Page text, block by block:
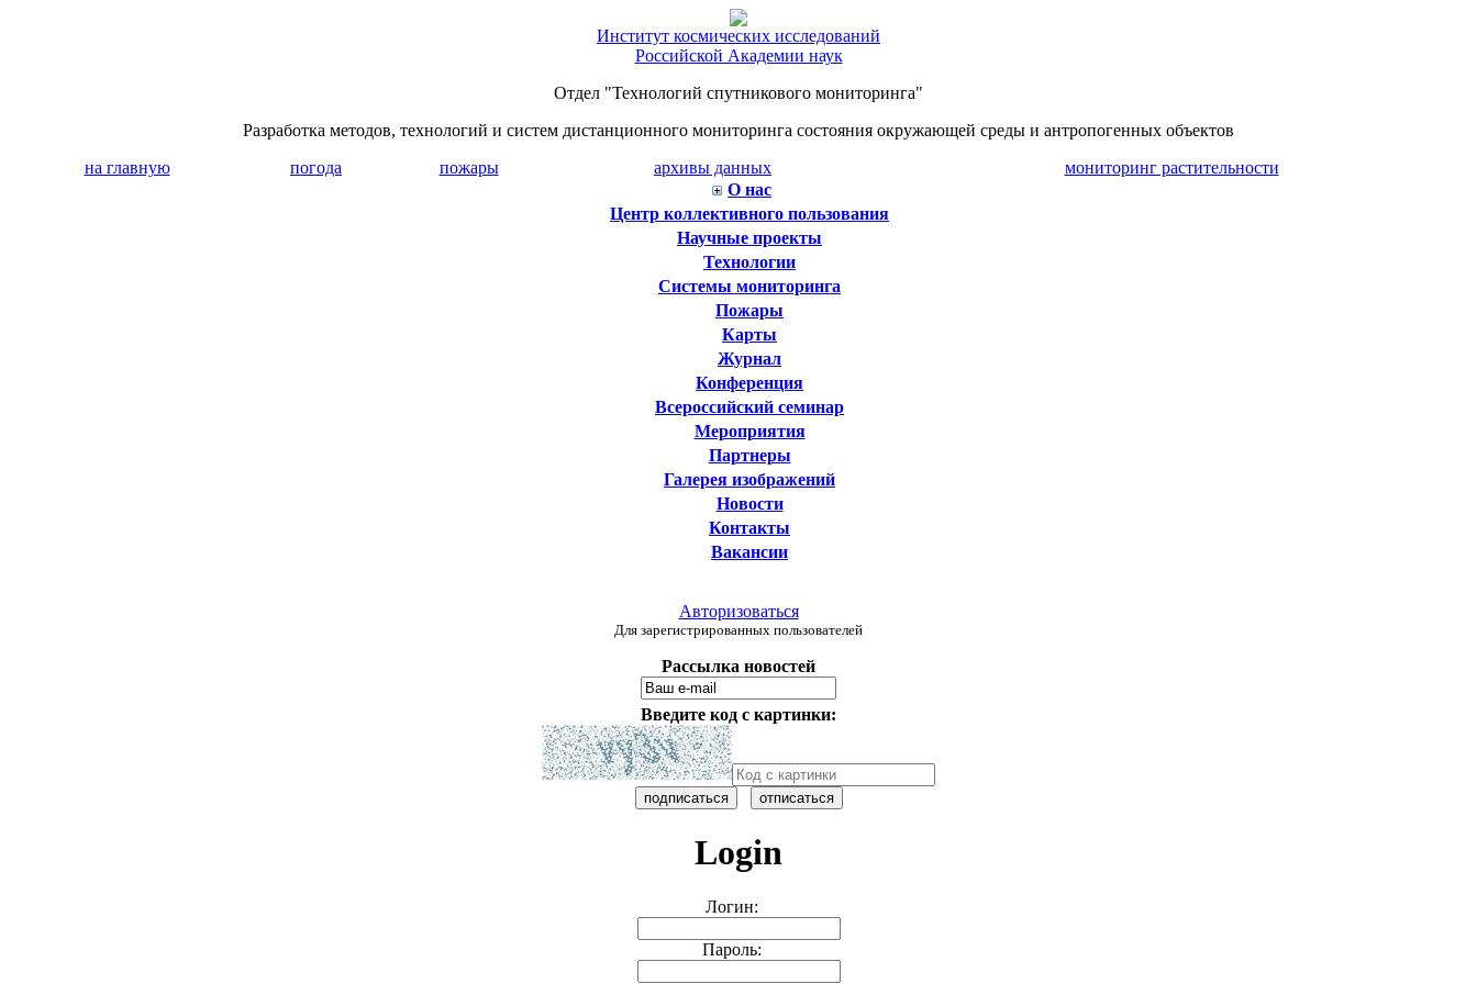
Институт космических исследований
Российской Академии наук
Отдел "Технологий спутникового мониторинга"
Разработка методов, технологий и систем дистанционного мониторинга состояния окружающей среды и антропогенных объектов
на главную
погода пожары архивы данных
мониторинг растительности
О нас
Центр коллективного пользования
Научные проекты
Технологии
Системы мониторинга
Пожары
Карты
Журнал
Конференция
Всероссийский семинар
Мероприятия
Партнеры
Галерея изображений
Новости
Контакты
Вакансии
Авторизоваться
Для зарегистрированных пользователей
Рассылка новостей
Введите код с картинки:
Login
Логин:
Пароль: